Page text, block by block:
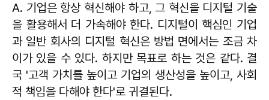
A. 기업은 항상 혁신해야 하고, 그 혁신을 디지털 기술
을 활용해서 더 가속해야 한다. 디지털이 핵심인 기업
과 일반 회사의 디지털 혁신은 방법 면에서는 조금 차
이가 있을 수 있다. 하지만 목표로 하는 것은 같다. 결
국 '고객 가치를 높이고 기업의 생산성을 높이고, 사회
적 책임을 다해야 한다'로 귀결된다.